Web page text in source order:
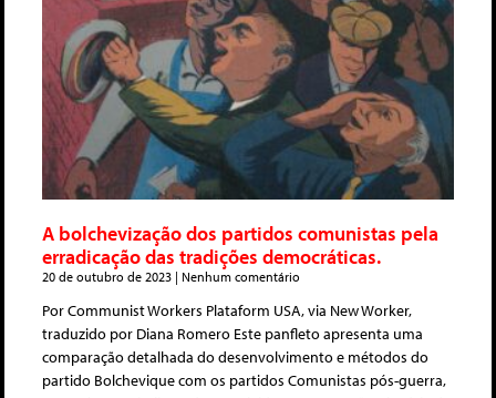
A bolchevização dos partidos comunistas pela
erradicação das tradições democráticas.
20 de outubro de 2023 Nenhum comentário
Por Communist Workers Plataform USA, via New Worker,
traduzido por Diana Romero Este panfleto apresenta uma
comparação detalhada do desenvolvimento e métodos do
partido Bolchevique com os partidos Comunistas pós-guerra,